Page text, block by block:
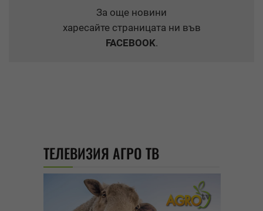
За още новини
харесайте страницата ни във
FACEBOOK.
ТЕЛЕВИЗИЯ АГРО ТВ